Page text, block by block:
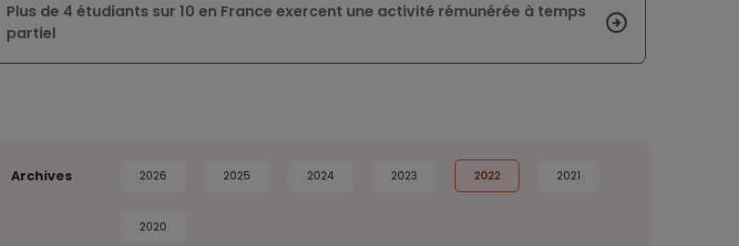
Plus de 4 étudiants sur 10 en France exercent une activité rémunérée à temps
partiel
Archives 2026 2025 2024 2023 2022 2021
2020